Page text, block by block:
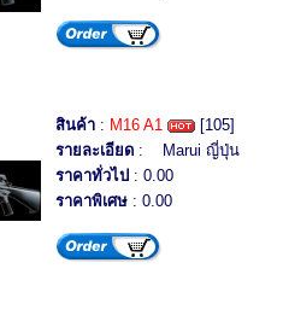
สินค้า : M16 A1
[105]
รายละเอียด : Marui ญี่ปุ่น
ราคาทั่วไป : 0.00
ราคาพิเศษ : 0.00